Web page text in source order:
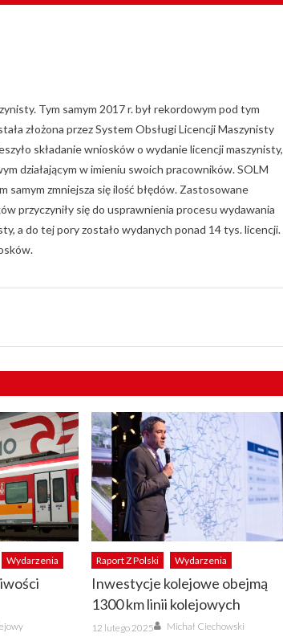
Tym samym 2017 r. był rekordowym pod tym
złożona przez System Obsługi Licencji Maszynisty
składanie wniosków o wydanie licencji maszynisty,
działającym w imieniu swoich pracowników. SOLM
zmniejsza się ilość błędów. Zastosowane
przyczyniły się do usprawnienia procesu wydawania
a do tej pory zostało wydanych ponad 14 tys. licencji.
Wydarzenia Raport Z Polski Wydarzenia
Inwestycje kolejowe obejmą
1300 km linii kolejowych
Posted
on
12 lutego 2025 Author
Michał Ciechowski